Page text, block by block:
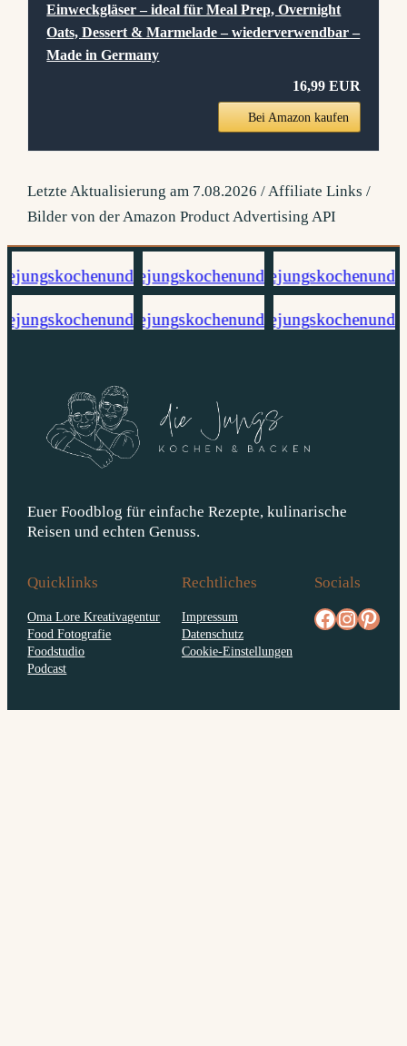
Einweckgläser – ideal für Meal Prep, Overnight
Oats, Dessert & Marmelade – wiederverwendbar –
Made in Germany
16,99 EUR
Bei Amazon kaufen
Letzte Aktualisierung am 7.08.2026 / Affiliate Links /
Bilder von der Amazon Product Advertising API
Euer Foodblog für einfache Rezepte, kulinarische
Reisen und echten Genuss.
Quicklinks
Oma Lore Kreativagentur
Food Fotografie
Foodstudio
Podcast
Rechtliches
Impressum
Datenschutz
Cookie-Einstellungen
Socials
facebook.com/diejungskochenundbacken Instagrampinterest.com/diejungs